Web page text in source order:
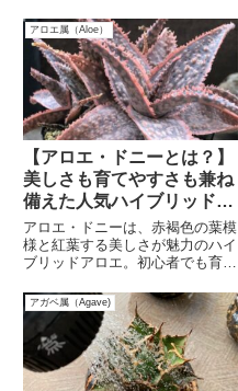
アロエ属（Aloe）
【アロエ・ドニーとは？】
美しさも育てやすさも兼ね
備えた人気ハイブリッドの
魅力
アロエ・ドニーは、赤褐色の葉模
様と紅葉する美しさが魅力のハイ
ブリッドアロエ。初心者でも育て
める人気品種を徹底解説！
アガベ属（Agave)